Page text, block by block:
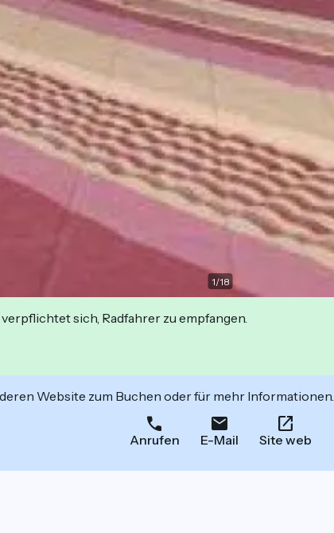
1/18
sich, Radfahrer zu empfangen.
Website zum Buchen oder für mehr Informationen.
Anrufen E-Mail Site web